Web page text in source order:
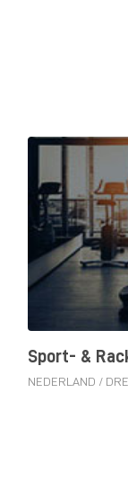
Sport- &
NEDERLAND /